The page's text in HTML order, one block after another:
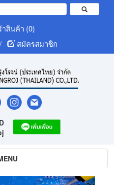
สินค้า (0)
/ สมัครสมาชิก